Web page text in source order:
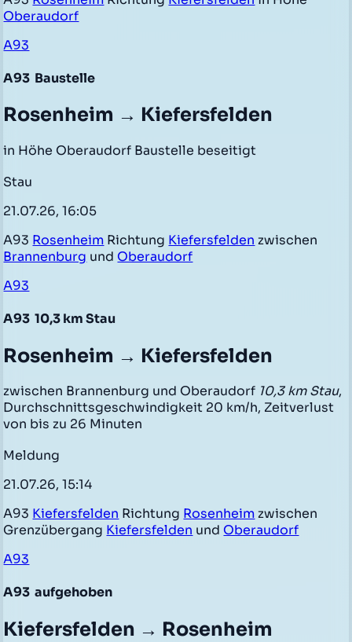
Oberaudorf
A93
A93 Baustelle
Rosenheim → Kiefersfelden
in Höhe Oberaudorf Baustelle beseitigt
Stau
21.07.26, 16:05
A93 Rosenheim Richtung Kiefersfelden zwischen
Brannenburg und Oberaudorf
A93
A93 10,3 km Stau
Rosenheim → Kiefersfelden
zwischen Brannenburg und Oberaudorf 10,3 km Stau,
Durchschnittsgeschwindigkeit 20 km/h, Zeitverlust
von bis zu 26 Minuten
Meldung
21.07.26, 15:14
A93 Kiefersfelden Richtung Rosenheim zwischen
Grenzübergang Kiefersfelden und Oberaudorf
A93
A93 aufgehoben
Kiefersfelden → Rosenheim